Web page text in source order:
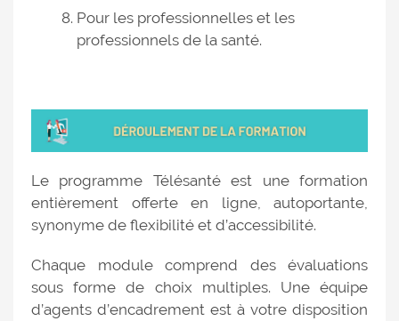
Pour les professionnelles et les
professionnels de la santé.
Le programme Télésanté est une formation
entièrement offerte en ligne, autoportante,
synonyme de flexibilité et d’accessibilité.
Chaque module comprend des évaluations
sous forme de choix multiples. Une équipe
d’agents d’encadrement est à votre disposition